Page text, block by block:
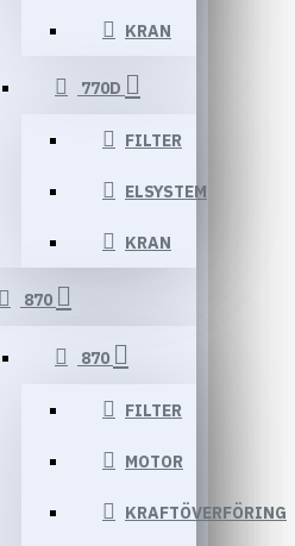
KRAN
770D
FILTER
ELSYSTEM
KRAN
870
870
FILTER
MOTOR
KRAFTÖVERFÖRING